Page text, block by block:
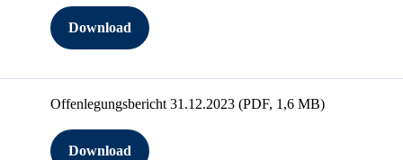
Download
Offenlegungsbericht 31.12.2023 (PDF, 1,6 MB)
Download